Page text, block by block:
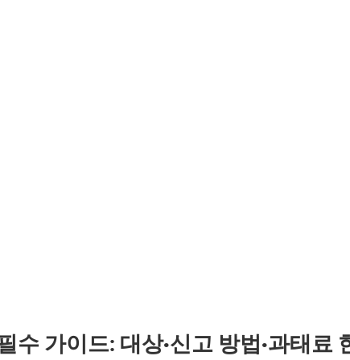
수 가이드: 대상·신고 방법·과태료